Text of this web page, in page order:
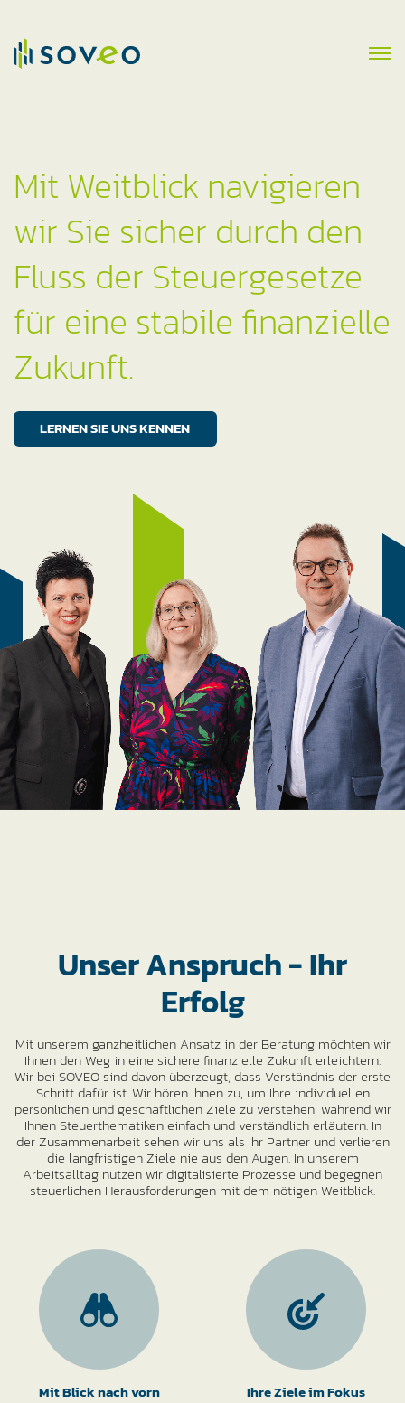
Mit Weitblick navigieren
wir Sie sicher durch den
Fluss der Steuergesetze
für eine stabile finanzielle
Zukunft.
LERNEN SIE UNS KENNEN
Unser Anspruch - Ihr
Erfolg
Mit unserem ganzheitlichen Ansatz in der Beratung möchten wir
Ihnen den Weg in eine sichere finanzielle Zukunft erleichtern.
Wir bei SOVEO sind davon überzeugt, dass Verständnis der erste
Schritt dafür ist. Wir hören Ihnen zu, um Ihre individuellen
persönlichen und geschäftlichen Ziele zu verstehen, während wir
Ihnen Steuerthematiken einfach und verständlich erläutern. In
der Zusammenarbeit sehen wir uns als Ihr Partner und verlieren
die langfristigen Ziele nie aus den Augen. In unserem
Arbeitsalltag nutzen wir digitalisierte Prozesse und begegnen
steuerlichen Herausforderungen mit dem nötigen Weitblick.
Mit Blick nach vorn Ihre Ziele im Fokus